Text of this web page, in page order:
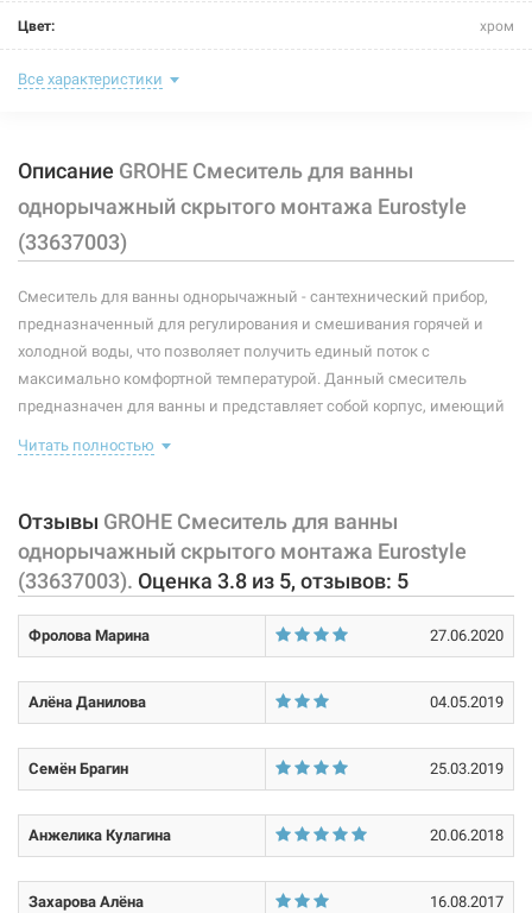
Цвет: хром
Способ монтажа:
Тип крепления:
Размер картриджа:
Назначение смесителя: для ванны
Материал корпуса смесителя (крана):
Тип конструкции: на 1 отверстие
Все характеристики
Описание GROHE Смеситель для ванны
однорычажный скрытого монтажа Eurostyle
(33637003)
Смеситель для ванны однорычажный - сантехнический прибор,
предназначенный для регулирования и смешивания горячей и
холодной воды, что позволяет получить единый поток с
максимально комфортной температурой. Данный смеситель
предназначен для ванны и представляет собой корпус, имеющий
температуру воды, использовавшуюся перед этим. В комплекте
управления и дивертором, крепление. Без излива.
Характеристики и конфигурация изделия, а также комплектация
товара могут изменяться производителем без уведомления. За
внесенные производителем изменения, магазин ответственности
не несет.
Читать полностью
Отзывы GROHE Смеситель для ванны
однорычажный скрытого монтажа Eurostyle
(33637003). Оценка 3.8 из 5, отзывов: 5
Фролова Марина 27.06.2020
Алёна Данилова 04.05.2019
Семён Брагин 25.03.2019
Анжелика Кулагина 20.06.2018
Захарова Алёна 16.08.2017